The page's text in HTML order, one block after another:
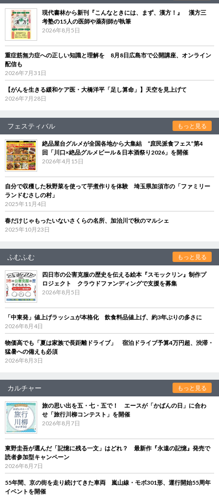
現代書林から新刊『こんなときには、まず、漢方！』 漢方三
考塾の15人の医師や薬剤師が執筆
2026年8月5日
重症筋無力症への正しい知識と理解を 8月8日広島市で公開講座、オンライン
配信も
2026年7月31日
【がんを生きる緩和ケア医・大橋洋平「足し算命」】天空を見上げて
2026年7月28日
フェスティバル もっと見る
絶品屋台グルメが全国各地から大集結 “庶民派食フェス”第4
回「川口×絶品グルメビール＆日本酒祭り2026」を開催
2026年4月15日
自分で収穫した秋野菜を使って芋煮作りを体験 埼玉県加須市の「ファミリー
ランドむさしの村」
2025年11月4日
春だけじゃもったいないさくらの名所、加治川で秋のマルシェ
2025年10月23日
ふむふむ もっと見る
四日市の公害克服の歴史を伝える絵本『スモックリン』制作プ
ロジェクト クラウドファンディングで支援を募集
2026年8月5日
「中東発」値上げラッシュが本格化 飲食料品値上げ、約3年ぶりの多さに
2026年8月4日
物価高でも「夏は家族で長距離ドライブ」 宿泊ドライブ予算4万円超、渋滞・
猛暑への備えも必須
2026年8月3日
カルチャー もっと見る
旅の思い出を五・七・五で！ エースが「かばんの日」に合わ
せ「旅行川柳コンテスト」を開催
2026年8月7日
東野圭吾が選んだ「記憶に残る一文」はどれ？ 最新作『永遠の記憶』発売で
読者参加型キャンペーン
2026年8月7日
55年間、京の街を走り続けてきた車両 嵐山線・モボ301形、運行開始55周年
イベントを開催